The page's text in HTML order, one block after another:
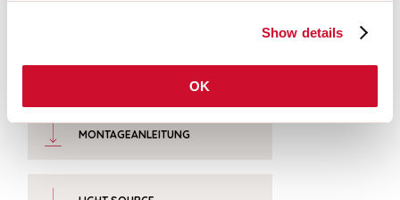
Show details
OK
AUSZUG PREISLISTE
MONTAGEANLEITUNG